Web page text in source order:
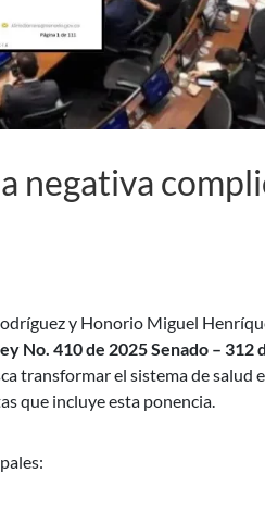
negativa
y Honorio Miguel
No. 410 de 2025 Senado – 312
transformar el sistema de salud
que incluye esta ponencia.